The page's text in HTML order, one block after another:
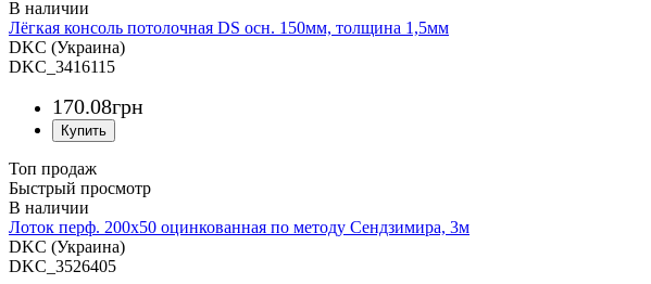
Лёгкая консоль потолочная DS осн. 150мм, толщина 1,5мм
DKC (Украина)
DKC_3416115
170.08грн
Топ продаж
Быстрый просмотр
Лоток перф. 200х50 оцинкованная по методу Сендзимира, 3м
DKC (Украина)
DKC_3526405